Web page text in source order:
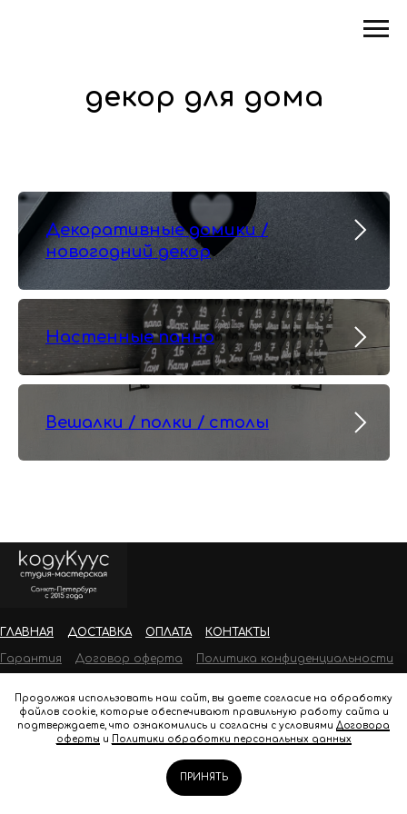
декор для дома
Декоративные домики /
новогодний декор
Настенные панно
Вешалки / полки / столы
ГЛАВНАЯ ДОСТАВКА ОПЛАТА КОНТАКТЫ
Гарантия Договор оферта Политика конфиденциальности
© 2026 koduKuus.ru
Продолжая использовать наш сайт, вы даете согласие на обработку
файлов cookie, которые обеспечивают правильную работу сайта и
подтверждаете, что ознакомились и согласны с условиями Договора
оферты и Политики обработки персональных данных
ПРИНЯТЬ